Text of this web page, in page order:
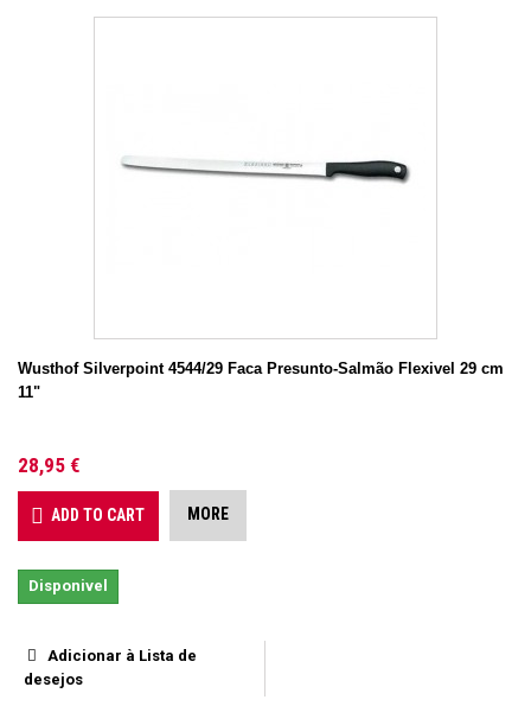
Wusthof Silverpoint 4544/29 Faca Presunto-Salmão Flexivel 29 cm
11"
28,95 €
ADD TO CART MORE
Disponivel
Adicionar à Lista de
desejos